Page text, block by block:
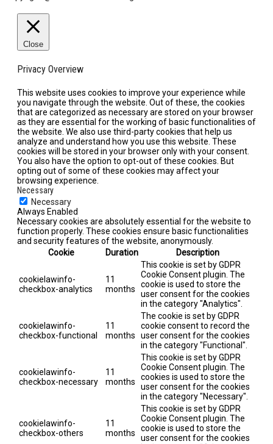
Close
Privacy Overview
This website uses cookies to improve your experience while
you navigate through the website. Out of these, the cookies
that are categorized as necessary are stored on your browser
as they are essential for the working of basic functionalities of
the website. We also use third-party cookies that help us
analyze and understand how you use this website. These
cookies will be stored in your browser only with your consent.
You also have the option to opt-out of these cookies. But
opting out of some of these cookies may affect your
browsing experience.
Necessary
Necessary
Always Enabled
Necessary cookies are absolutely essential for the website to
function properly. These cookies ensure basic functionalities
and security features of the website, anonymously.
Cookie
Duration Description
cookielawinfo-
checkbox-analytics
11
months
This cookie is set by GDPR
Cookie Consent plugin. The
cookie is used to store the
user consent for the cookies
in the category "Analytics".
cookielawinfo-
checkbox-functional
11
months
The cookie is set by GDPR
cookie consent to record the
user consent for the cookies
in the category "Functional".
cookielawinfo-
checkbox-necessary
11
months
This cookie is set by GDPR
Cookie Consent plugin. The
cookies is used to store the
user consent for the cookies
in the category "Necessary".
cookielawinfo-
checkbox-others
11
months
This cookie is set by GDPR
Cookie Consent plugin. The
cookie is used to store the
user consent for the cookies